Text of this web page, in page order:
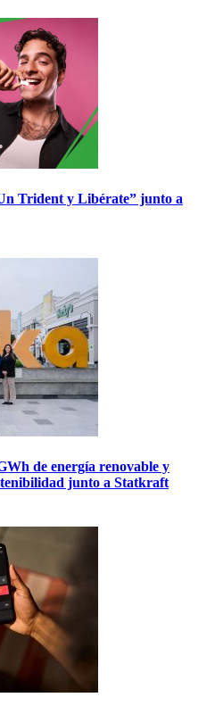
Trident y Libérate” junto a
de energía renovable y
junto a Statkraft